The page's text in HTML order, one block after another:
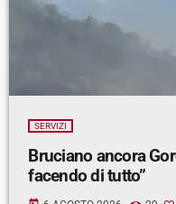
SERVIZI
Bruciano ancora
facendo di tutto”